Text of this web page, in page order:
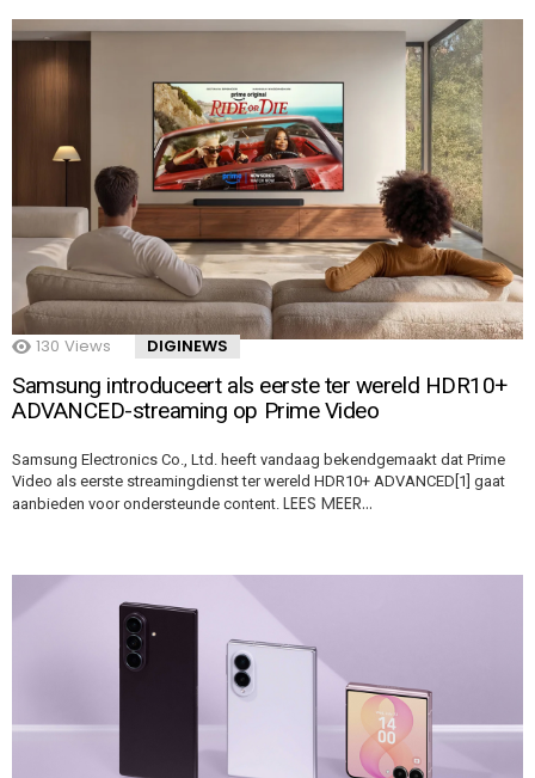
130 Views DIGINEWS
Samsung introduceert als eerste ter wereld HDR10+
ADVANCED-streaming op Prime Video
Samsung Electronics Co., Ltd. heeft vandaag bekendgemaakt dat Prime
Video als eerste streamingdienst ter wereld HDR10+ ADVANCED[1] gaat
aanbieden voor ondersteunde content. LEES MEER…